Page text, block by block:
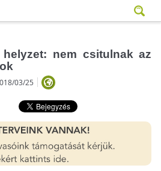
nem csitulnak az
03/25